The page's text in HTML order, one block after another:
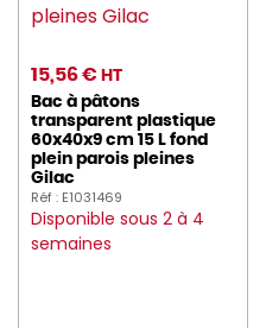
15,56 € HT
Bac à pâtons
transparent plastique
60x40x9 cm 15 L fond
plein parois pleines
Gilac
Réf : E1031469
Disponible sous 2 à 4
semaines